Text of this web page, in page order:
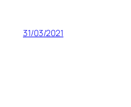
31/03/2021